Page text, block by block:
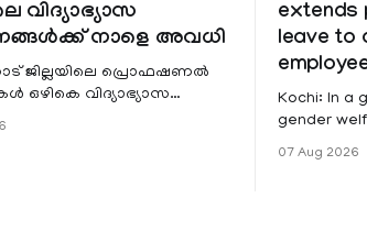
വിദ്യാഭ്യാസ
നാളെ അവധി
ജില്ലയിലെ പ്രൊഫഷണൽ
ഒഴികെ വിദ്യാഭ്യാസ
മലയോര- തീരദേശ
extends
leave to
Kochi: In a
gender
female
07 Aug 2026